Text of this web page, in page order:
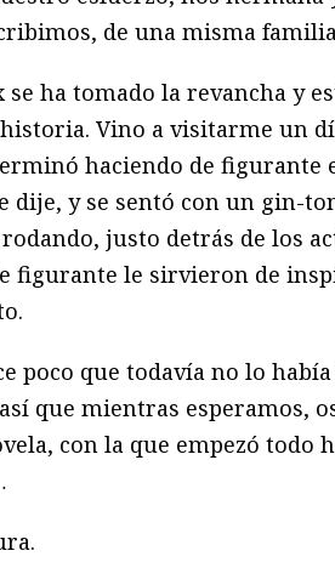
de una misma
se ha tomado la revancha y
Vino a visitarme un
haciendo de figurante
dije, y se sentó con un gin-
justo detrás de los
figurante le sirvieron de
poco que todavía no lo
que mientras esperamos,
con la que empezó todo